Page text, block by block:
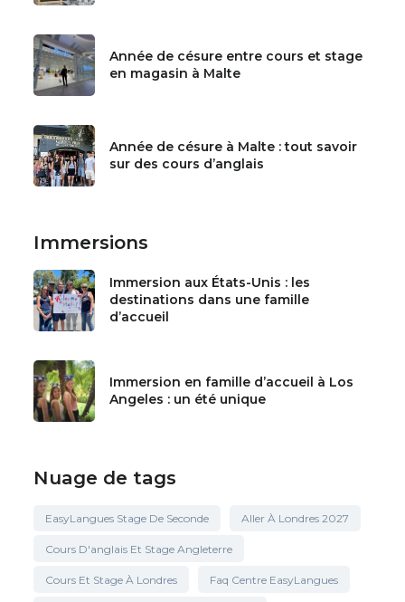
Année de césure entre cours et stage
en magasin à Malte
Année de césure à Malte : tout savoir
sur des cours d’anglais
Immersions
Immersion aux États-Unis : les
destinations dans une famille
d’accueil
Immersion en famille d’accueil à Los
Angeles : un été unique
Nuage de tags
EasyLangues Stage De Seconde Aller À Londres 2027
Cours D'anglais Et Stage Angleterre
Cours Et Stage À Londres Faq Centre EasyLangues